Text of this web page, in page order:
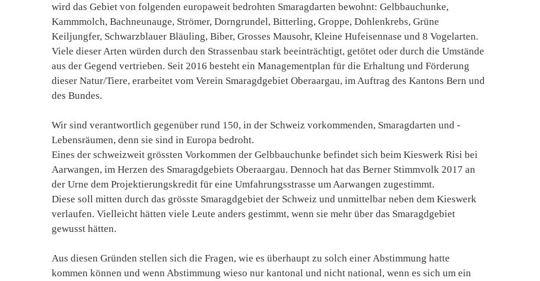
wird das Gebiet von folgenden europaweit bedrohten Smaragdarten bewohnt: Gelbbauchunke,
Kammmolch, Bachneunauge, Strömer, Dorngrundel, Bitterling, Groppe, Dohlenkrebs, Grüne
Keiljungfer, Schwarzblauer Bläuling, Biber, Grosses Mausohr, Kleine Hufeisennase und 8 Vogelarten.
Viele dieser Arten würden durch den Strassenbau stark beeinträchtigt, getötet oder durch die Umstände
aus der Gegend vertrieben. Seit 2016 besteht ein Managementplan für die Erhaltung und Förderung
dieser Natur/Tiere, erarbeitet vom Verein Smaragdgebiet Oberaargau, im Auftrag des Kantons Bern und
des Bundes.
Wir sind verantwortlich gegenüber rund 150, in der Schweiz vorkommenden, Smaragdarten und -
Lebensräumen, denn sie sind in Europa bedroht.
Eines der schweizweit grössten Vorkommen der Gelbbauchunke befindet sich beim Kieswerk Risi bei
Aarwangen, im Herzen des Smaragdgebiets Oberaargau. Dennoch hat das Berner Stimmvolk 2017 an
der Urne dem Projektierungskredit für eine Umfahrungsstrasse um Aarwangen zugestimmt.
Diese soll mitten durch das grösste Smaragdgebiet der Schweiz und unmittelbar neben dem Kieswerk
verlaufen. Vielleicht hätten viele Leute anders gestimmt, wenn sie mehr über das Smaragdgebiet
gewusst hätten.
Aus diesen Gründen stellen sich die Fragen, wie es überhaupt zu solch einer Abstimmung hatte
kommen können und wenn Abstimmung wieso nur kantonal und nicht national, wenn es sich um ein